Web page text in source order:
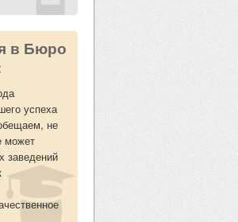
в Бюро
успеха
не
может
заведений